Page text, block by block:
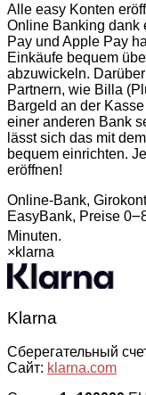
Alle easy Konten
Online Banking dank
Pay und Apple Pay
Einkäufe bequem
abzuwickeln.
Partnern, wie Billa
Bargeld an der
einer anderen Bank
lässt sich das mit
bequem einrichten.
eröffnen!
Online-Bank,
EasyBank, Preise
Minuten.
×klarna
Klarna
Сберегательный
Сайт: klarna.com